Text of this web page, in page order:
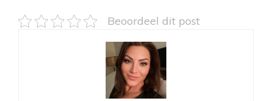
Beoordeel dit post